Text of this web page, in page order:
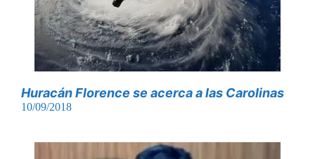
Huracán Florence se acerca a las Carolinas
10/09/2018